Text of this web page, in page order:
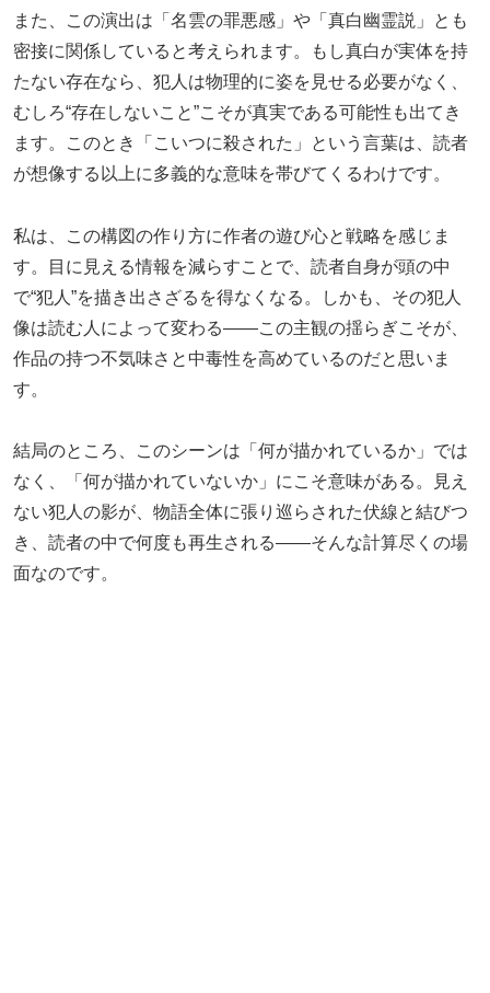
また、この演出は「名雲の罪悪感」や「真白幽霊説」とも
密接に関係していると考えられます。もし真白が実体を持
たない存在なら、犯人は物理的に姿を見せる必要がなく、
むしろ“存在しないこと”こそが真実である可能性も出てき
ます。このとき「こいつに殺された」という言葉は、読者
が想像する以上に多義的な意味を帯びてくるわけです。
私は、この構図の作り方に作者の遊び心と戦略を感じま
す。目に見える情報を減らすことで、読者自身が頭の中
で“犯人”を描き出さざるを得なくなる。しかも、その犯人
像は読む人によって変わる――この主観の揺らぎこそが、
作品の持つ不気味さと中毒性を高めているのだと思いま
す。
結局のところ、このシーンは「何が描かれているか」では
なく、「何が描かれていないか」にこそ意味がある。見え
ない犯人の影が、物語全体に張り巡らされた伏線と結びつ
き、読者の中で何度も再生される――そんな計算尽くの場
面なのです。